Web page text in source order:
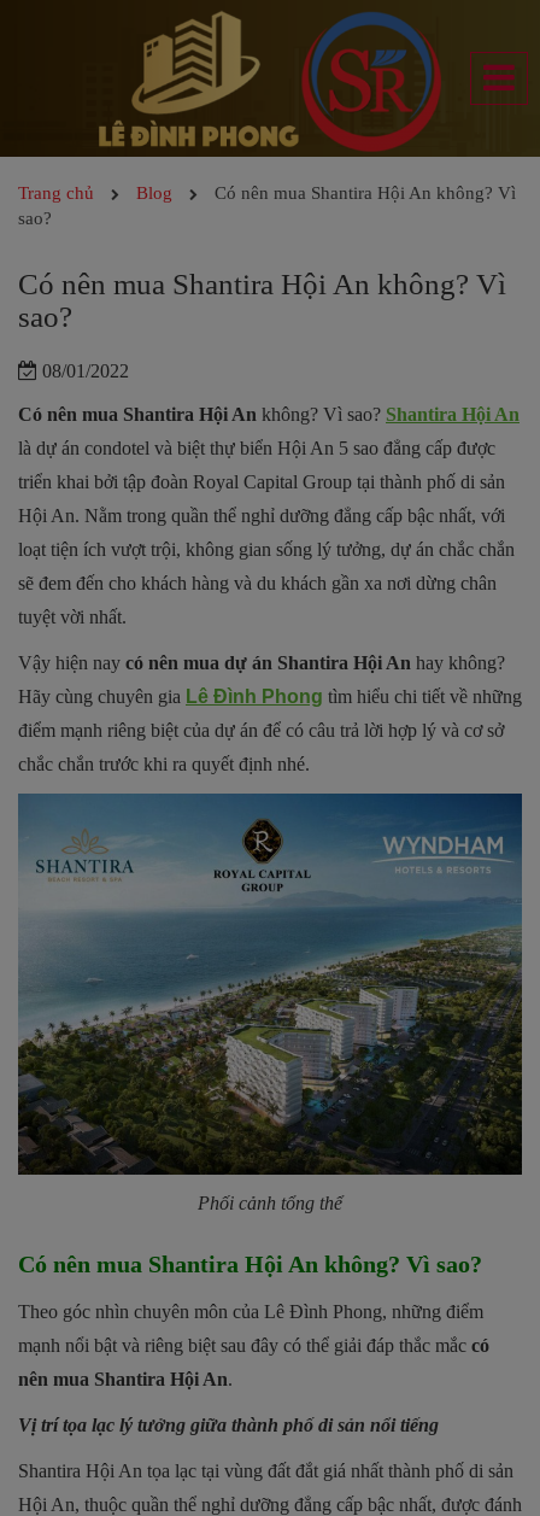
Trang chủ Blog
Có nên mua Shantira Hội An không? Vì
sao?
Có nên mua Shantira Hội An không? Vì
sao?
08/01/2022
Có nên mua Shantira Hội An không? Vì sao? Shantira Hội An
là dự án condotel và biệt thự biển Hội An 5 sao đẳng cấp được
triển khai bởi tập đoàn Royal Capital Group tại thành phố di sản
Hội An. Nằm trong quần thể nghỉ dưỡng đẳng cấp bậc nhất, với
loạt tiện ích vượt trội, không gian sống lý tưởng, dự án chắc chắn
sẽ đem đến cho khách hàng và du khách gần xa nơi dừng chân
tuyệt vời nhất.
Vậy hiện nay có nên mua dự án Shantira Hội An hay không?
Hãy cùng chuyên gia Lê Đình Phong tìm hiểu chi tiết về những
điểm mạnh riêng biệt của dự án để có câu trả lời hợp lý và cơ sở
chắc chắn trước khi ra quyết định nhé.
Phối cảnh tổng thể
Có nên mua Shantira Hội An không? Vì sao?
Theo góc nhìn chuyên môn của Lê Đình Phong, những điểm
mạnh nổi bật và riêng biệt sau đây có thể giải đáp thắc mắc có
nên mua Shantira Hội An.
Vị trí tọa lạc lý tưởng giữa thành phố di sản nổi tiếng
Shantira Hội An tọa lạc tại vùng đất đắt giá nhất thành phố di sản
Hội An, thuộc quần thể nghỉ dưỡng đẳng cấp bậc nhất, được đánh